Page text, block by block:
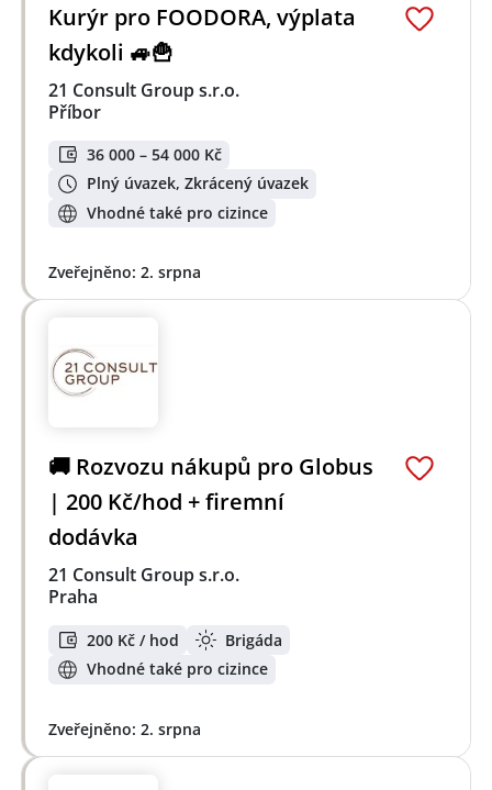
Kurýr pro FOODORA, výplata
kdykoli 🚙🍟
21 Consult Group s.r.o.
Příbor
36 000 – 54 000 Kč
Plný úvazek, Zkrácený úvazek
Vhodné také pro cizince
Zveřejněno: 2. srpna
🚚 Rozvozu nákupů pro Globus
| 200 Kč/hod + firemní
dodávka
21 Consult Group s.r.o.
Praha
200 Kč / hod
Brigáda
Vhodné také pro cizince
Zveřejněno: 2. srpna